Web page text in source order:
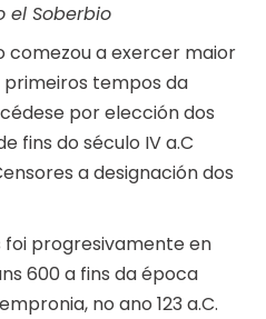
el Soberbio
comezou a exercer maior
tempos da
por elección dos
fins do século IV a.C
a designación dos
foi progresivamente en
600 a fins da época
no ano 123 a.C.